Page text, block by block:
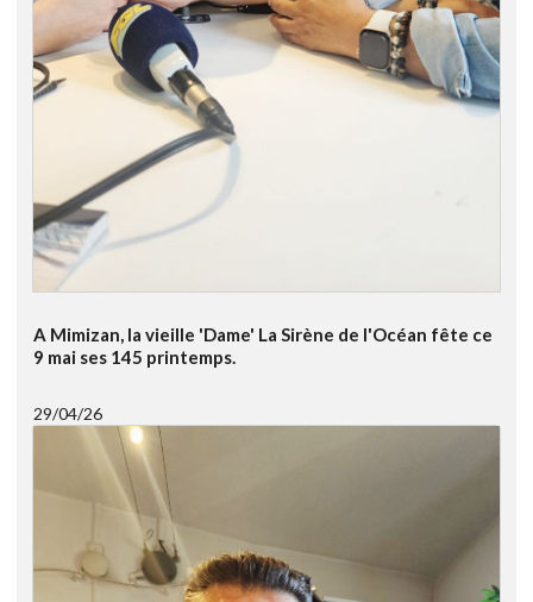
A Mimizan, la vieille 'Dame' La Sirène de l'Océan fête ce
9 mai ses 145 printemps.
29/04/26